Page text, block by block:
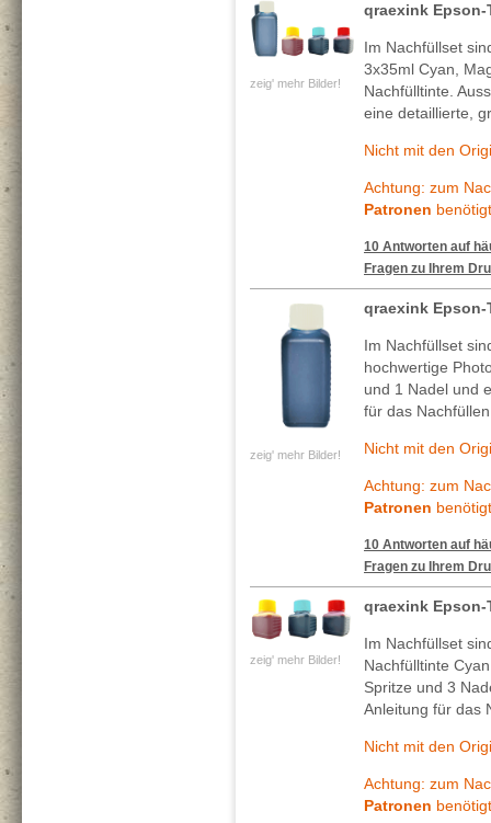
zeig' mehr Bilder!
qraexink Epson-
Im Nachfüllset
3x35ml Cyan,
Nachfülltinte.
eine detaillierte,
Nicht mit den
Achtung: zum
Patronen
10 Antworten auf
Fragen zu Ihrem
zeig' mehr Bilder!
qraexink Epson-
Im Nachfüllset
hochwertige
und 1 Nadel und
für das
Nicht mit den
Achtung: zum
Patronen
10 Antworten auf
Fragen zu Ihrem
zeig' mehr Bilder!
qraexink Epson-
Im Nachfüllset
Nachfülltinte
Spritze und 3
Anleitung für das
Nicht mit den
Achtung: zum
Patronen